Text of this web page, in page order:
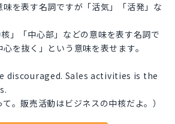
を表す名詞ですが「活気」「活発」な
」「中心部」などの意味を表す名詞で
を抜く」という意味を表せます。
discouraged. Sales activities is the
て。販売活動はビジネスの中核だよ。）